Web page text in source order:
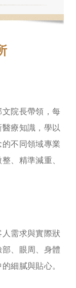
院長帶領，每
療知識，學以
不同領域專業
、精準減重、
需求與實際狀
、眼周、身體
細膩與貼心。